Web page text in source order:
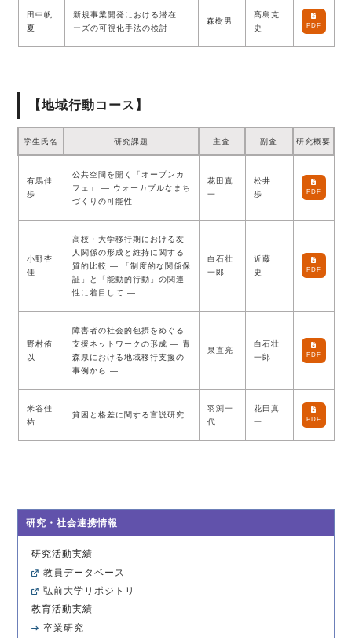
田中帆
夏
新規事業開発における潜在ニ
ーズの可視化手法の検討
森樹男
髙島克
史
PDF
【地域行動コース】
学生氏名 研究課題 主査 副査 研究概要
有馬佳
歩
公共空間を開く「オープンカ
フェ」 ― ウォーカブルなまち
づくりの可能性 ―
花田真
一
松井
歩
PDF
⼩野杏
佳
⾼校・⼤学移⾏期における友
⼈関係の形成と維持に関する
質的⽐較 ― 「制度的な関係保
証」と「能動的⾏動」の関連
性に着⽬して ―
白石壮
一郎
近藤
史
PDF
野村侑
以
障害者の社会的包摂をめぐる
支援ネットワークの形成 ― 青
森県における地域移行支援の
事例から ―
泉直亮
白石壮
一郎
PDF
米谷佳
祐
貧困と格差に関する言説研究
羽渕一
代
花田真
一
PDF
研究・社会連携情報
研究活動実績
教員データベース
弘前大学リポジトリ
教育活動実績
卒業研究